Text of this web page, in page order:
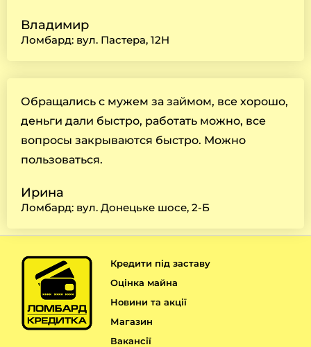
Владимир
Ломбард: вул. Пастера, 12Н
Обращались с мужем за займом, все хорошо,
деньги дали быстро, работать можно, все
вопросы закрываются быстро. Можно
пользоваться.
Ирина
Ломбард: вул. Донецьке шосе, 2-Б
Кредити під заставу
Оцінка майна
Новини та акції
Магазин
Вакансії